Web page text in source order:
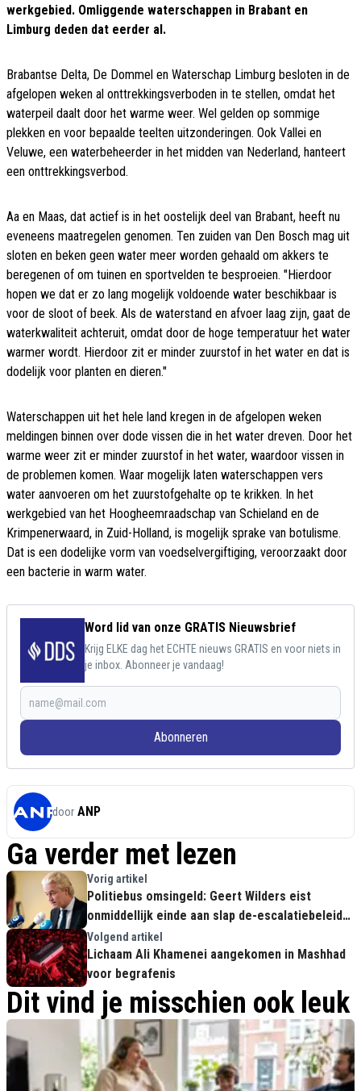
werkgebied. Omliggende waterschappen in Brabant en
Limburg deden dat eerder al.
Brabantse Delta, De Dommel en Waterschap Limburg besloten in de
afgelopen weken al onttrekkingsverboden in te stellen, omdat het
waterpeil daalt door het warme weer. Wel gelden op sommige
plekken en voor bepaalde teelten uitzonderingen. Ook Vallei en
Veluwe, een waterbeheerder in het midden van Nederland, hanteert
een onttrekkingsverbod.
Aa en Maas, dat actief is in het oostelijk deel van Brabant, heeft nu
eveneens maatregelen genomen. Ten zuiden van Den Bosch mag uit
sloten en beken geen water meer worden gehaald om akkers te
beregenen of om tuinen en sportvelden te besproeien. "Hierdoor
hopen we dat er zo lang mogelijk voldoende water beschikbaar is
voor de sloot of beek. Als de waterstand en afvoer laag zijn, gaat de
waterkwaliteit achteruit, omdat door de hoge temperatuur het water
warmer wordt. Hierdoor zit er minder zuurstof in het water en dat is
dodelijk voor planten en dieren."
Waterschappen uit het hele land kregen in de afgelopen weken
meldingen binnen over dode vissen die in het water dreven. Door het
warme weer zit er minder zuurstof in het water, waardoor vissen in
de problemen komen. Waar mogelijk laten waterschappen vers
water aanvoeren om het zuurstofgehalte op te krikken. In het
werkgebied van het Hoogheemraadschap van Schieland en de
Krimpenerwaard, in Zuid-Holland, is mogelijk sprake van botulisme.
Dat is een dodelijke vorm van voedselvergiftiging, veroorzaakt door
een bacterie in warm water.
Word lid van onze GRATIS Nieuwsbrief
Krijg ELKE dag het ECHTE nieuws GRATIS en voor niets in
je inbox. Abonneer je vandaag!
Abonneren
door ANP
Ga verder met lezen
Vorig artikel
Politiebus omsingeld: Geert Wilders eist
onmiddellijk einde aan slap de-escalatiebeleid
na rellen
Volgend artikel
Lichaam Ali Khamenei aangekomen in Mashhad
voor begrafenis
Dit vind je misschien ook leuk